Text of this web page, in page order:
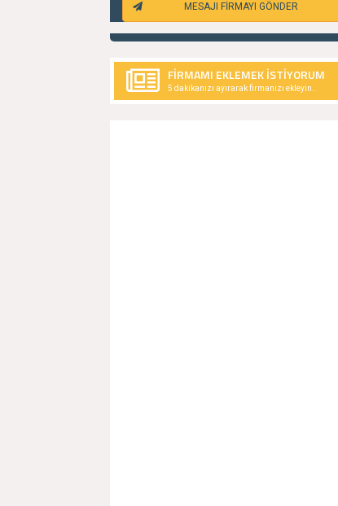
MESAJI FİRMAYI GÖNDER
FİRMAMI EKLEMEK İSTİYORUM
5 dakikanızı ayırarak firmanızı ekleyin..